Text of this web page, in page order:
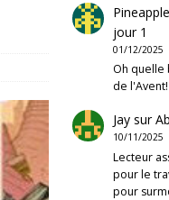
jour 1
01/12/2025
Oh quelle
de l'Avent!
Jay sur
10/11/2025
Lecteur
pour le
pour